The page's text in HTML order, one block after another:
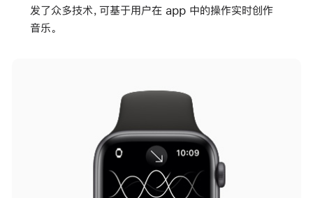
发了众多技术，可基于用户在 app 中的操作实时创作
音乐。